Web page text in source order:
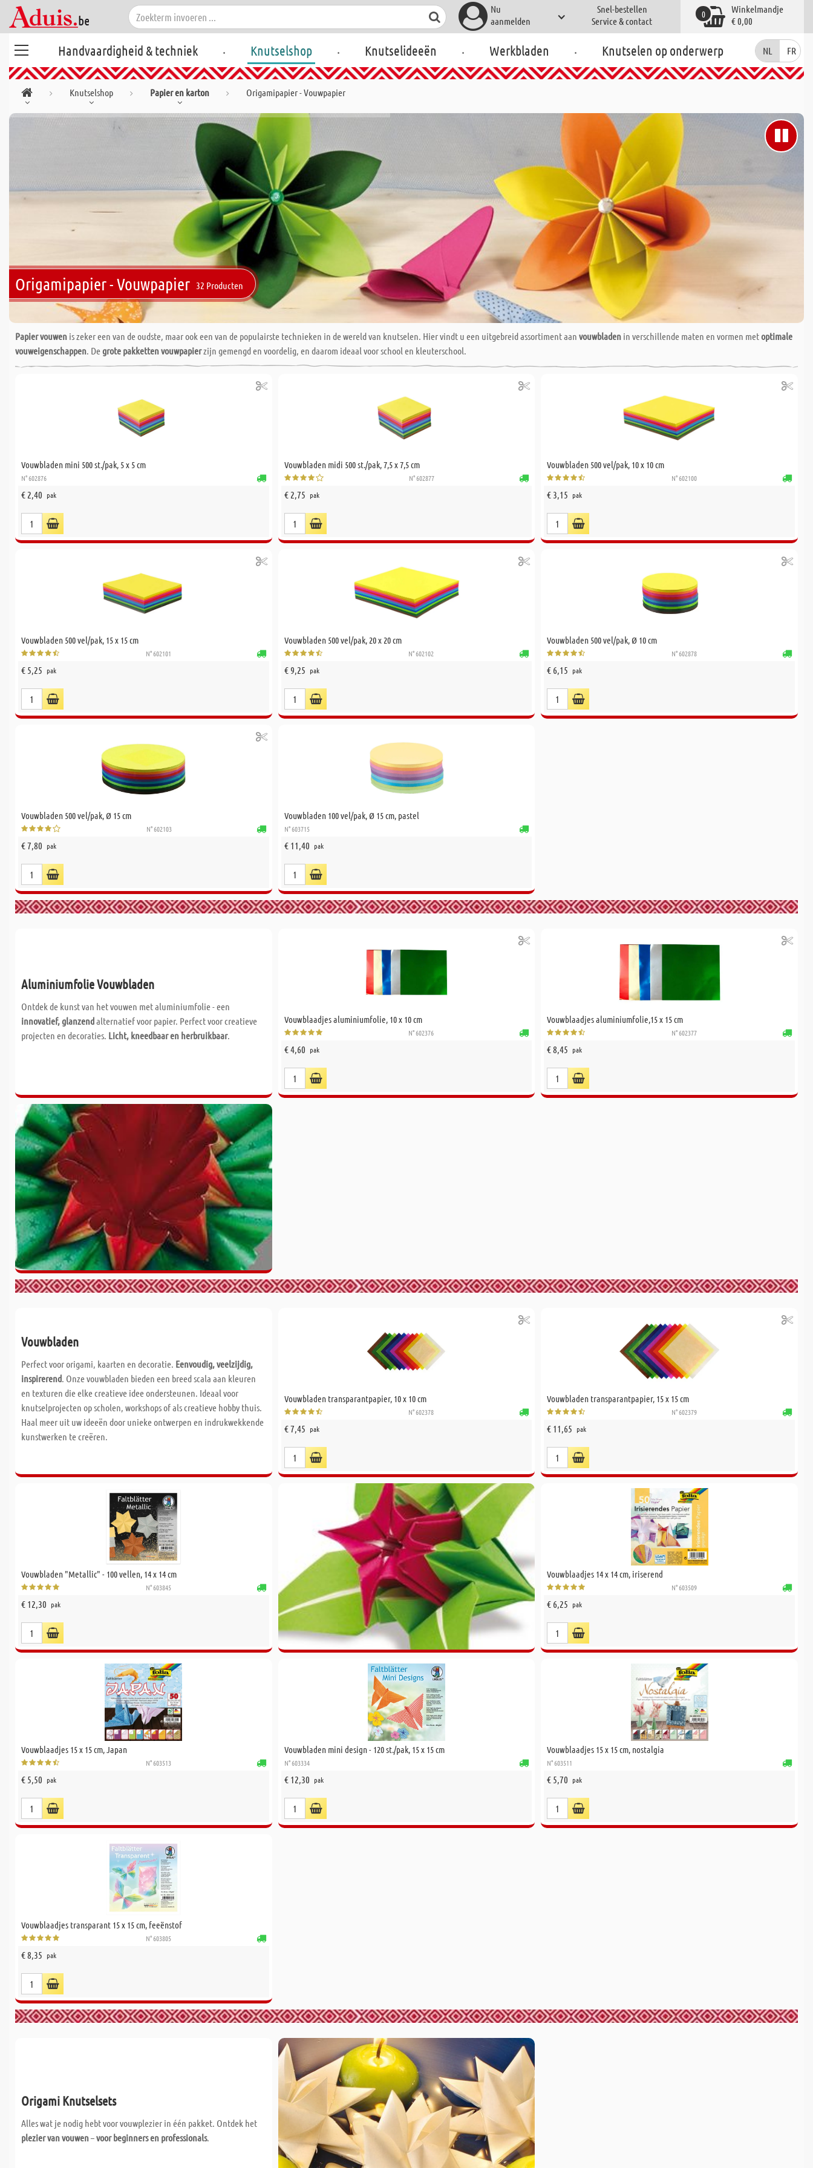
Nu
aanmelden
Snel-bestellen
Service & contact
Winkelmandje
€ 0,00
0
Handvaardigheid & techniek . Knutselshop . Knutselideeën . Werkbladen . Knutselen op onderwerp NL FR
Knutselshop Papier en karton Origamipapier - Vouwpapier
Origamipapier - Vouwpapier 32 Producten
Papier vouwen is zeker een van de oudste, maar ook een van de populairste technieken in de wereld van knutselen. Hier vindt u een uitgebreid assortiment aan vouwbladen in verschillende maten en vormen metoptimale
vouweigenschappen. Degrote pakketten vouwpapierzijn gemengd en voordelig, en daarom ideaal voor school en kleuterschool.
Vouwbladen mini 500 st./pak, 5 x 5 cm
N° 602876
€ 2,40 pak
Vouwbladen midi 500 st./pak, 7,5 x 7,5 cm
N° 602877
€ 2,75 pak
Vouwbladen 500 vel/pak, 10 x 10 cm
N° 602100
€ 3,15 pak
Vouwbladen 500 vel/pak, 15 x 15 cm
N° 602101
€ 5,25 pak
Vouwbladen 500 vel/pak, 20 x 20 cm
N° 602102
€ 9,25 pak
Vouwbladen 500 vel/pak, Ø 10 cm
N° 602878
€ 6,15 pak
Vouwbladen 500 vel/pak, Ø 15 cm
N° 602103
€ 7,80 pak
Vouwbladen 100 vel/pak, Ø 15 cm, pastel
N° 603715
€ 11,40 pak
Aluminiumfolie Vouwbladen
Ontdek de kunst van het vouwen met aluminiumfolie - een
innovatief, glanzendalternatief voor papier. Perfect voor creatieve
projecten en decoraties. Licht, kneedbaar en herbruikbaar.
Vouwblaadjes aluminiumfolie, 10 x 10 cm
N° 602376
€ 4,60 pak
Vouwblaadjes aluminiumfolie,15 x 15 cm
N° 602377
€ 8,45 pak
Vouwbladen
Perfect voor origami, kaarten en decoratie. Eenvoudig, veelzijdig,
inspirerend. Onze vouwbladen bieden een breed scala aan kleuren
en texturen die elke creatieve idee ondersteunen. Ideaal voor
knutselprojecten op scholen, workshops of als creatieve hobby thuis.
Haal meer uit uw ideeën door unieke ontwerpen en indrukwekkende
kunstwerken te creëren.
Vouwbladen transparantpapier, 10 x 10 cm
N° 602378
€ 7,45 pak
Vouwbladen transparantpapier, 15 x 15 cm
N° 602379
€ 11,65 pak
Vouwbladen "Metallic" - 100 vellen, 14 x 14 cm
N° 603845
€ 12,30 pak
Vouwblaadjes 14 x 14 cm, iriserend
N° 603509
€ 6,25 pak
Vouwblaadjes 15 x 15 cm, Japan
N° 603513
€ 5,50 pak
Vouwbladen mini design - 120 st./pak, 15 x 15 cm
N° 603334
€ 12,30 pak
Vouwblaadjes 15 x 15 cm, nostalgia
N° 603511
€ 5,70 pak
Vouwblaadjes transparant 15 x 15 cm, feeënstof
N° 603805
€ 8,35 pak
Origami Knutselsets
Alles wat je nodig hebt voor vouwplezier in één pakket. Ontdek het
plezier van vouwen–voor beginners en professionals.